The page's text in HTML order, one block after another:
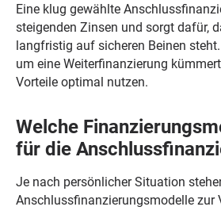
Eine klug gewählte
steigenden Zinsen und sorgt dafür,
langfristig auf sicheren Beinen
um eine Weiterfinanzierung
Vorteile optimal nutzen.
Welche
für die
Je nach persönlicher Situation
Anschlussfinanzierungsmodelle zur